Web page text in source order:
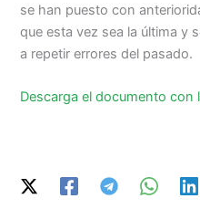
se han puesto con
que esta vez sea la última y
a repetir errores del pasado.
Descarga el documento con